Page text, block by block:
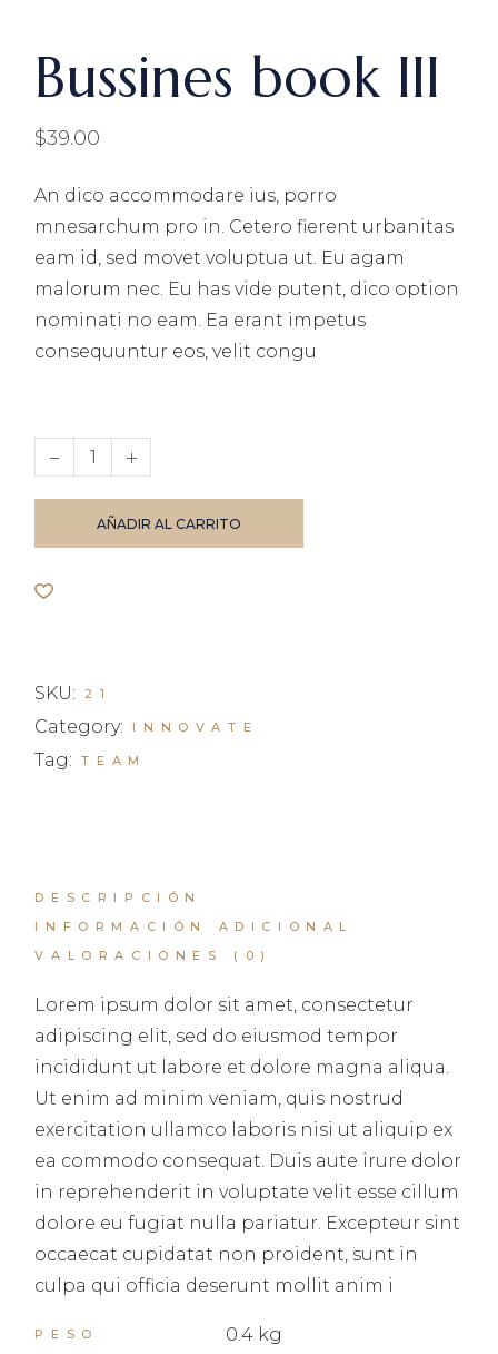
Bussines book III
$39.00
An dico accommodare ius, porro
mnesarchum pro in. Cetero fierent urbanitas
eam id, sed movet voluptua ut. Eu agam
malorum nec. Eu has vide putent, dico option
nominati no eam. Ea erant impetus
consequuntur eos, velit congu
Bussines book III quantity
AÑADIR AL CARRITO
SKU: 21
Category: INNOVATE
Tag: TEAM
DESCRIPCIÓN
INFORMACIÓN ADICIONAL
VALORACIONES (0)
Lorem ipsum dolor sit amet, consectetur
adipiscing elit, sed do eiusmod tempor
incididunt ut labore et dolore magna aliqua.
Ut enim ad minim veniam, quis nostrud
exercitation ullamco laboris nisi ut aliquip ex
ea commodo consequat. Duis aute irure dolor
in reprehenderit in voluptate velit esse cillum
dolore eu fugiat nulla pariatur. Excepteur sint
occaecat cupidatat non proident, sunt in
culpa qui officia deserunt mollit anim i
PESO 0.4 kg